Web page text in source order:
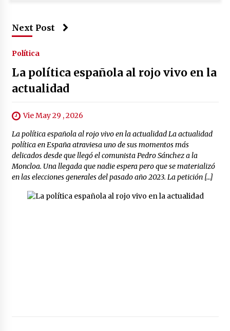
Next Post
Política
La política española al rojo vivo en la
actualidad
Vie May 29 , 2026
La política española al rojo vivo en la actualidad La actualidad
política en España atraviesa uno de sus momentos más
delicados desde que llegó el comunista Pedro Sánchez a la
Moncloa. Una llegada que nadie espera pero que se materializó
en las elecciones generales del pasado año 2023. La petición […]